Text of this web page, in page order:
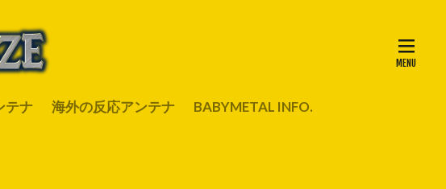
テナ 海外の反応アンテナ BABYMETAL INFO.